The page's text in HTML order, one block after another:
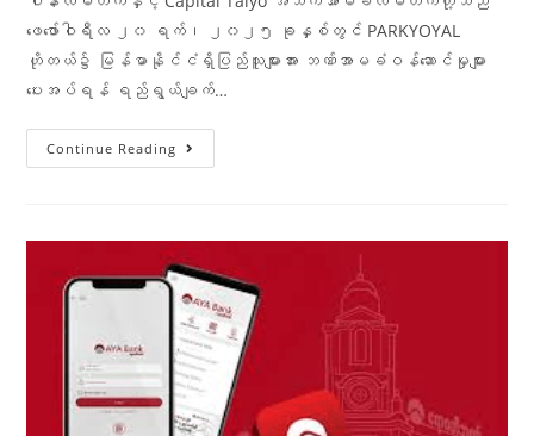
ဖေဖော်ဝါရီလ ၂၀ ရက်၊ ၂၀၂၅ ခုနှစ်တွင် PARKYOYAL
ဟိုတယ်၌ မြန်မာနိုင်ငံရှိပြည်သူများအား ဘဏ်အာမခံဝန်ဆောင်မှုများ
ပေးအပ်ရန် ရည်ရွယ်ချက်…
Continue Reading